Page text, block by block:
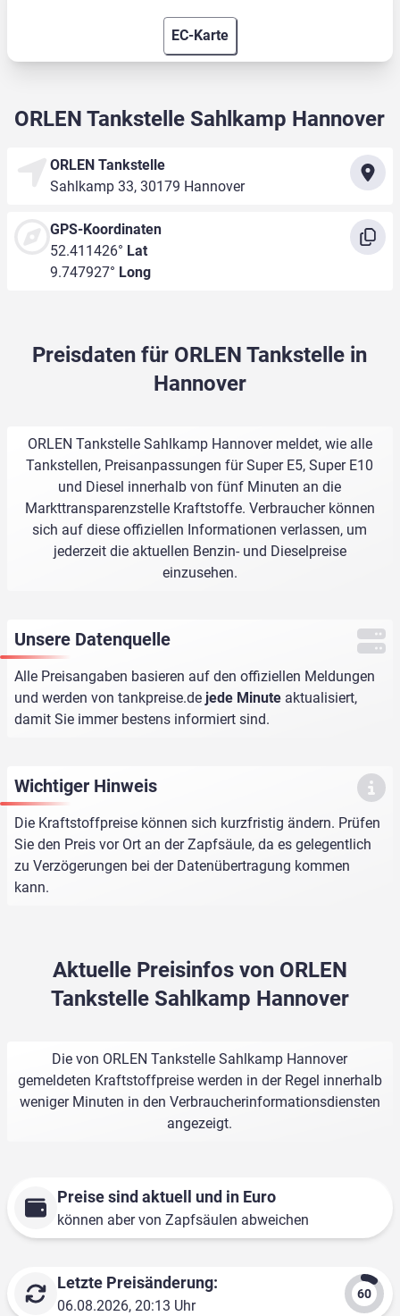
EC-Karte
ORLEN Tankstelle Sahlkamp Hannover
ORLEN Tankstelle
Sahlkamp 33, 30179 Hannover
GPS-Koordinaten
52.411426° Lat
9.747927° Long
Preisdaten für ORLEN Tankstelle in
Hannover
ORLEN Tankstelle Sahlkamp Hannover meldet, wie alle
Tankstellen, Preisanpassungen für Super E5, Super E10
und Diesel innerhalb von fünf Minuten an die
Markttransparenzstelle Kraftstoffe. Verbraucher können
sich auf diese offiziellen Informationen verlassen, um
jederzeit die aktuellen Benzin- und Dieselpreise
einzusehen.
Unsere Datenquelle
Alle Preisangaben basieren auf den offiziellen Meldungen
und werden von tankpreise.de jede Minute aktualisiert,
damit Sie immer bestens informiert sind.
Wichtiger Hinweis
Die Kraftstoffpreise können sich kurzfristig ändern. Prüfen
Sie den Preis vor Ort an der Zapfsäule, da es gelegentlich
zu Verzögerungen bei der Datenübertragung kommen
kann.
Aktuelle Preisinfos von ORLEN
Tankstelle Sahlkamp Hannover
Die von ORLEN Tankstelle Sahlkamp Hannover
gemeldeten Kraftstoffpreise werden in der Regel innerhalb
weniger Minuten in den Verbraucherinformationsdiensten
angezeigt.
Preise sind aktuell und in Euro
können aber von Zapfsäulen abweichen
Letzte Preisänderung:
06.08.2026, 20:13 Uhr